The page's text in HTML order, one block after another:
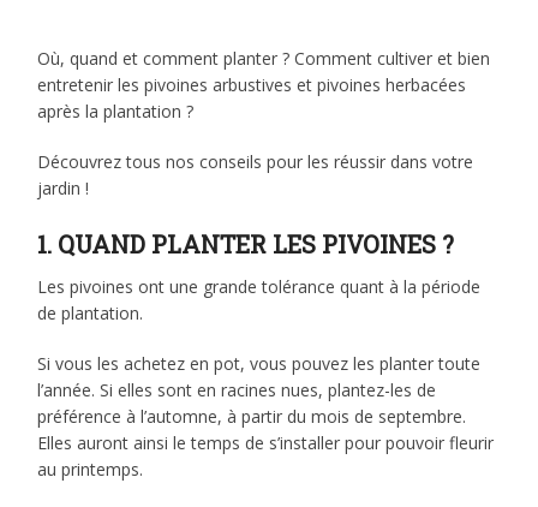
Où, quand et comment planter ? Comment cultiver et bien
entretenir les pivoines arbustives et pivoines herbacées
après la plantation ?
Découvrez tous nos conseils pour les réussir dans votre
jardin !
1. QUAND PLANTER LES PIVOINES ?
Les pivoines ont une grande tolérance quant à la période
de plantation.
Si vous les achetez en pot, vous pouvez les planter toute
l’année. Si elles sont en racines nues, plantez-les de
préférence à l’automne, à partir du mois de septembre.
Elles auront ainsi le temps de s’installer pour pouvoir fleurir
au printemps.